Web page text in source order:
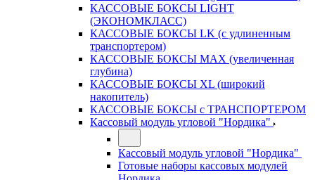
КАССОВЫЕ БОКСЫ LIGHT
(ЭКОНОМКЛАСС)
КАССОВЫЕ БОКСЫ LK (с удлиненным
транспортером)
КАССОВЫЕ БОКСЫ MAX (увеличенная
глубина)
КАССОВЫЕ БОКСЫ XL (широкий
накопитель)
КАССОВЫЕ БОКСЫ с ТРАНСПОРТЕРОМ
Кассовый модуль угловой "Нордика"
Кассовый модуль угловой "Нордика"
Готовые наборы кассовых модулей